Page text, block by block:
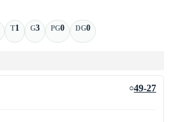
T1 G3 PG0 DG0
○49-27